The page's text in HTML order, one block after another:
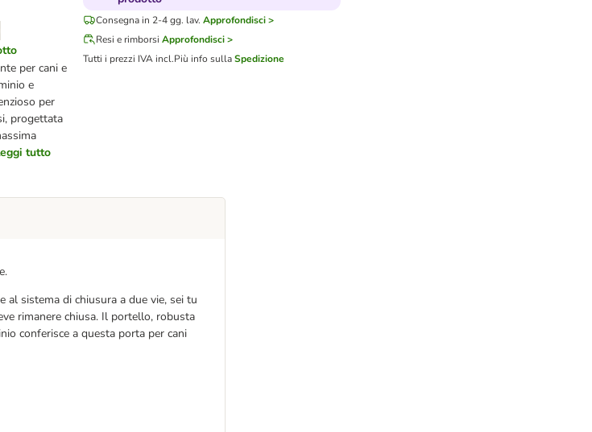
per cani e
e
per
progettata
tutto
Consegna in 2-4 gg. lav. Approfondisci >
Resi e rimborsi Approfondisci >
Tutti i prezzi IVA incl.Più info sullaSpedizione
sistema di chiusura a due vie, sei tu
rimanere chiusa. Il portello, robusta
conferisce a questa porta per cani